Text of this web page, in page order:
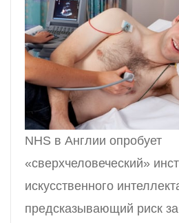
NHS в Англии опробует
«сверхчеловеческий»
искусственного
предсказывающий риск